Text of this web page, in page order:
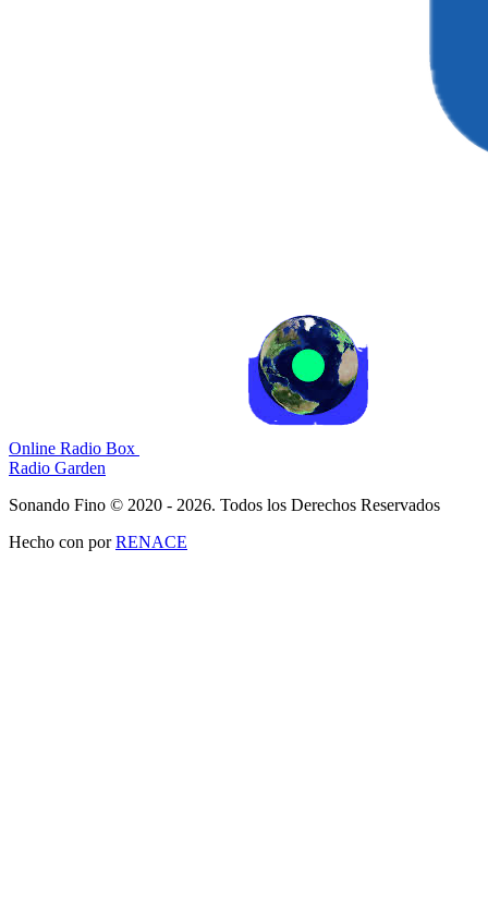
Online Radio Box
Radio Garden
Sonando Fino © 2020 - 2026. Todos los Derechos Reservados
Hecho con porRENACE